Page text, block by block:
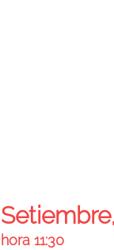
Setiembre,
hora 11:30